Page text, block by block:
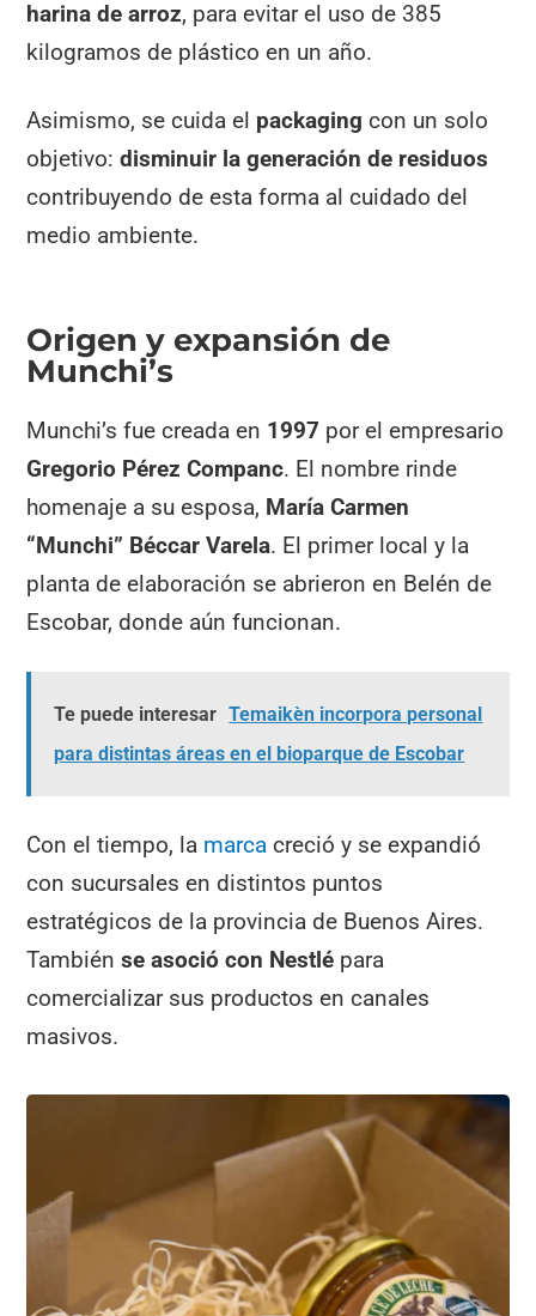
harina de arroz, para evitar el uso de 385
kilogramos de plástico en un año.
Asimismo, se cuida el packaging con un solo
objetivo:disminuir la generación de residuos
contribuyendo de esta forma al cuidado del
medio ambiente.
Origen y expansión de
Munchi’s
Munchi’s fue creada en 1997 por el empresario
Gregorio Pérez Companc. El nombre rinde
homenaje a su esposa, María Carmen
“Munchi” Béccar Varela. El primer local y la
planta de elaboración se abrieron en Belén de
Escobar, donde aún funcionan.
Te puede interesar Temaikèn incorpora personal
para distintas áreas en el bioparque de Escobar
Con el tiempo, la marca creció y se expandió
con sucursales en distintos puntos
estratégicos de la provincia de Buenos Aires.
Tambiénse asoció con Nestlé para
comercializar sus productos en canales
masivos.